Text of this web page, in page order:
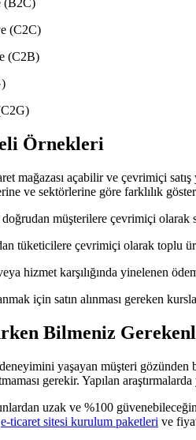
(B2C)
(C2C)
(C2B)
Örnekleri
mağazası açabilir ve çevrimiçi
ve sektörlerine göre farklılık
müşterilere çevrimiçi olarak
tüketicilere çevrimiçi olarak toplu
hizmet karşılığında yinelenen
için satın alınması gereken
Bilmeniz
yaşayan müşteri
gerekir. Yapılan
uzak ve %100
e-ticaret sitesi kurulum paketleri ve